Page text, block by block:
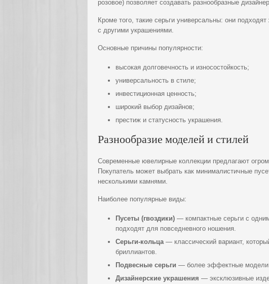
розовое) позволяет создавать разнообразные
Кроме того, такие серьги универсальны: они
с другими украшениями.
Основные причины популярности:
высокая долговечность и износостойкость;
универсальность в стиле;
инвестиционная ценность;
широкий выбор дизайнов;
престиж и статусность украшения.
Разнообразие моделей и стилей
Современные ювелирные коллекции предлагают
Покупатель может выбрать как минималистичные
несколькими камнями.
Наиболее популярные виды:
Пусеты (гвоздики) — компактные серьги с
подходят для повседневного ношения.
Серьги-кольца— классический вариант,
бриллиантов.
Подвесные серьги — более эффектные модели
Дизайнерские украшения — эксклюзивные